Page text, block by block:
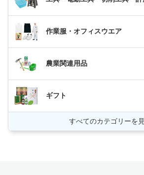
作業服・オフィスウエア
農業関連用品
ギフト
すべてのカテゴリーを